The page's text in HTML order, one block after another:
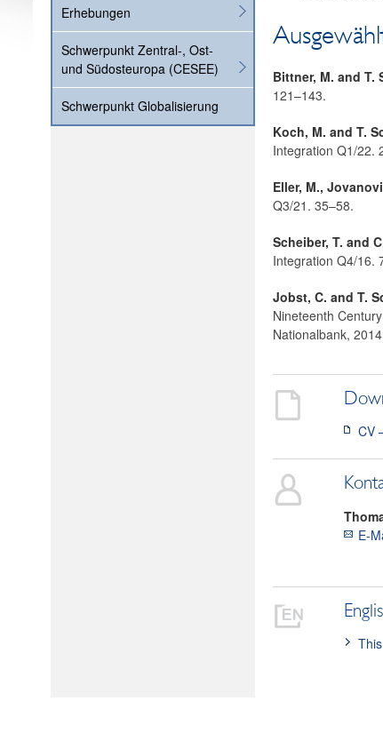
Erhebungen
Schwerpunkt Zentral-, Ost-
und Südosteuropa (CESEE)
Schwerpunkt Globalisierung
Bittner, M. and T.
121–143.
Koch, M. and T.
Integration Q1/22.
Eller, M.,
Q3/21. 35–58.
Scheiber, T. and
Integration Q4/16.
Jobst, C. and T.
Nineteenth
Nationalbank,
CV
E-